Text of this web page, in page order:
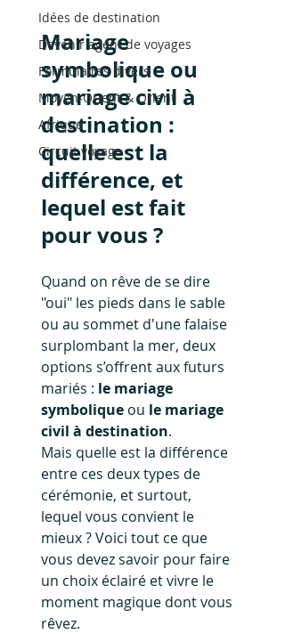
Idées de destination
Devenir agent de voyages
Formulaires divers
Moyen-Orient & Orient
Afrique
Circuit voyage
Mariage
symbolique ou
mariage civil à
destination :
quelle est la
différence, et
lequel est fait
pour vous ?
Quand on rêve de se dire
"oui" les pieds dans le sable
ou au sommet d'une falaise
surplombant la mer, deux
options s’offrent aux futurs
mariés : le mariage
symbolique ou le mariage
civil à destination.
Mais quelle est la différence
entre ces deux types de
cérémonie, et surtout,
lequel vous convient le
mieux ? Voici tout ce que
vous devez savoir pour faire
un choix éclairé et vivre le
moment magique dont vous
rêvez.